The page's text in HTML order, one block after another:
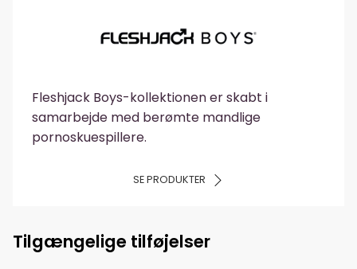
Fleshjack Boys-kollektionen er skabt i
samarbejde med berømte mandlige
pornoskuespillere.
SE PRODUKTER
Tilgængelige tilføjelser